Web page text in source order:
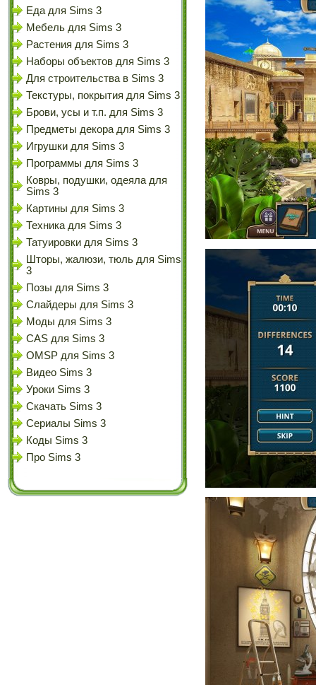
Еда для Sims 3
Мебель для Sims 3
Растения для Sims 3
Наборы объектов для Sims 3
Для строительства в Sims 3
Текстуры, покрытия для Sims 3
Брови, усы и т.п. для Sims 3
Предметы декора для Sims 3
Игрушки для Sims 3
Программы для Sims 3
Ковры, подушки, одеяла для
Sims 3
Картины для Sims 3
Техника для Sims 3
Татуировки для Sims 3
Шторы, жалюзи, тюль для Sims
3
Позы для Sims 3
Слайдеры для Sims 3
Моды для Sims 3
CAS для Sims 3
OMSP для Sims 3
Видео Sims 3
Уроки Sims 3
Скачать Sims 3
Сериалы Sims 3
Коды Sims 3
Про Sims 3